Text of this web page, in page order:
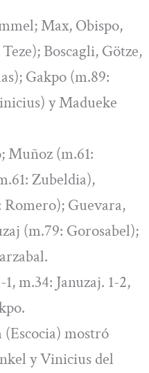
Max, Obispo,
Boscagli, Götze,
Gakpo (m.89:
y Madueke
Muñoz (m.61:
Zubeldia),
Guevara,
(m.79: Gorosabel);
m.34: Januzaj. 1-2,
mostró
y Vinicius del